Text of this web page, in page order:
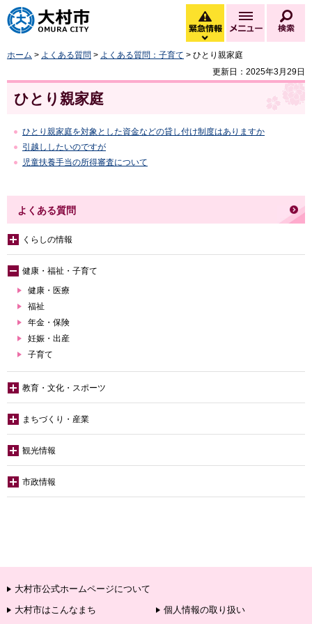
大村市
緊急情報
緊急情報を開く
メニュー
ホーム > よくある質問 > よくある質問：子育て > ひとり親家庭
更新日：2025年3月29日
ひとり親家庭
ひとり親家庭を対象とした資金などの貸し付け制度はありますか
引越ししたいのですが
児童扶養手当の所得審査について
よくある質問
くらしの情報
健康・福祉・子育て
健康・医療
福祉
年金・保険
妊娠・出産
子育て
教育・文化・スポーツ
まちづくり・産業
観光情報
市政情報
大村市公式ホームページについて
大村市はこんなまち
個人情報の取り扱い